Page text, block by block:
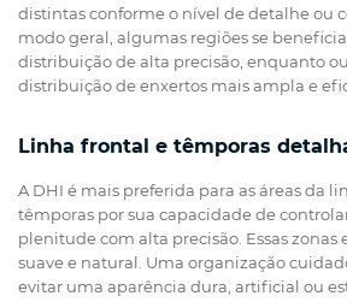
distintas conforme o nível de detalhe ou
modo geral, algumas regiões se
distribuição de alta precisão, enquanto
distribuição de enxertos mais ampla e
Linha frontal e têmporas
A DHI é mais preferida para as áreas da
têmporas por sua capacidade de
plenitude com alta precisão. Essas
suave e natural. Uma organização
evitar uma aparência dura, artificial ou